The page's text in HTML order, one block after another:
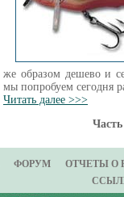
же образом дешево и
мы попробуем сегодня
Читать далее >>>
ФОРУМ
ОТЧЕТЫ О